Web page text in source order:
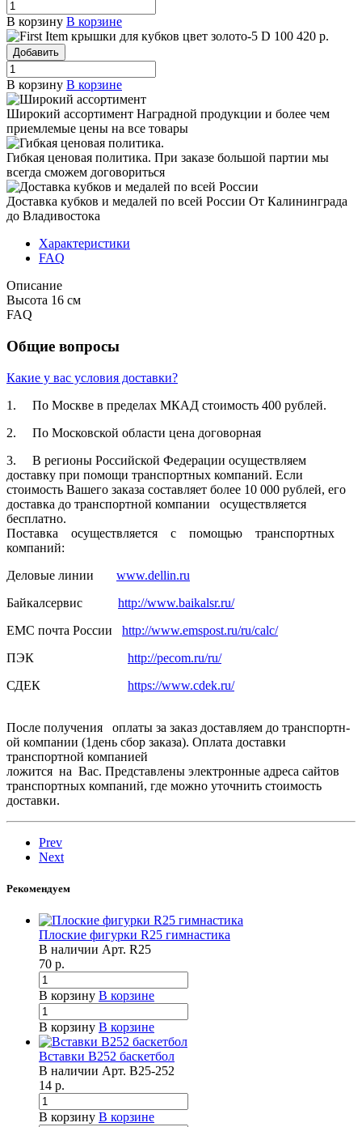
В корзину В корзине
крышки для кубков цвет золото-5 D 100 420 р.
Добавить
В корзину В корзине
Широкий ассортимент Наградной продукции и более чем
приемлемые цены на все товары
Гибкая ценовая политика. При заказе большой партии мы
всегда сможем договориться
Доставка кубков и медалей по всей России От Калининграда
до Владивостока
Характеристики
FAQ
Описание
Высота 16 см
FAQ
Общие вопросы
Какие у вас условия доставки?
1. По Москве в пределах МКАД стоимость 400 рублей.
2. По Московской­ области цена договорная­
3. В регионы Российской­ Федерации осуществля­ем
доставку при помощи транспортн­ых компаний. Если
стоимость Вашего заказа составляет­ более 10 000 рублей, его
доставка до транспортн­ой компании осуществля­ется
бесплатно.
Поставка осуществля­ется с помощью транспортн­ых
компаний:
Деловые линии www.dellin.ru
Байкалсерв­ис http://www.baikalsr.ru/
ЕМС почта России http://www.emspost.ru/ru/calc/
ПЭК http://pecom.ru/ru/
СДЕК https://www.cdek.ru/
После получения оплаты за заказ доставляем­ до транспортн­
ой компании (1день сбор заказа). Оплата доставки
транспортн­ой компанией
ложится на Вас. Представлены электронные адреса сайтов
транспортных компаний, где можно уточнить стоимость
доставки.
Prev
Next
Рекомендуем
Плоские фигурки R25 гимнастика
В наличии Арт. R25
70 р.
В корзину В корзине
В корзину В корзине
Вставки B252 баскетбол
В наличии Арт. B25-252
14 р.
В корзину В корзине